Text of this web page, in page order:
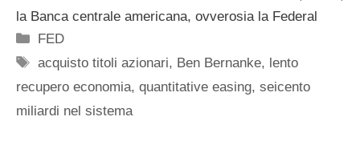
la Banca centrale americana, ovverosia la Federal
Categorie
FED
Tag
acquisto titoli azionari, Ben Bernanke, lento
recupero economia, quantitative easing, seicento
miliardi nel sistema